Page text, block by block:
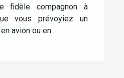
fidèle compagnon à
vous prévoyiez un
avion ou en...